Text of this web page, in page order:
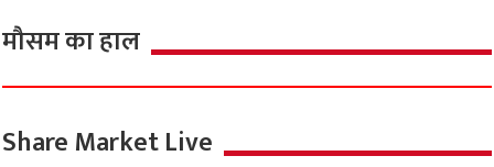
मौसम का हाल
Share Market Live